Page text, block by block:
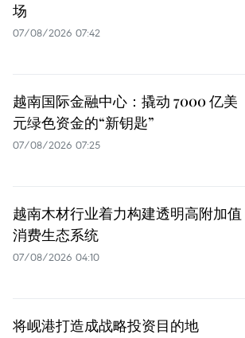
场
07/08/2026 07:42
越南国际金融中心：撬动 7000 亿美
元绿色资金的“新钥匙”
07/08/2026 07:25
越南木材行业着力构建透明高附加值
消费生态系统
07/08/2026 04:10
将岘港打造成战略投资目的地